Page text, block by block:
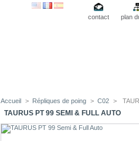
contact plan
Accueil > Répliques de poing > C02 >
TAURUS PT 99 SEMI & FULL AUTO